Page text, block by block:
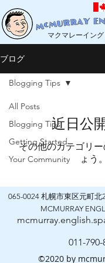
マクマレーイン
ブログ
All Posts
Blogging Tips
Getting Started
Your Community
Blogging Tips
近日公
その他のカテゴリ
ょう。
065-0024札幌市東区元町北
MCMURRAY
011-790-
©2020 by